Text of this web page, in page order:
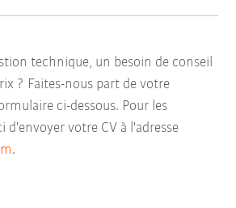
technique, un besoin de conseil
? Faites-nous part de votre
ci-dessous. Pour les
d'envoyer votre CV à l'adresse
.